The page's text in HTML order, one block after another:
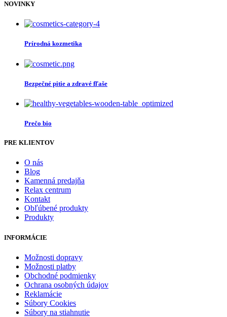
NOVINKY
Prírodná kozmetika
Bezpečné pitie a zdravé fľaše
Prečo bio
PRE KLIENTOV
O nás
Blog
Kamenná predajňa
Relax centrum
Kontakt
Obľúbené produkty
Produkty
INFORMÁCIE
Možnosti dopravy
Možnosti platby
Obchodné podmienky
Ochrana osobných údajov
Reklamácie
Súbory Cookies
Súbory na stiahnutie